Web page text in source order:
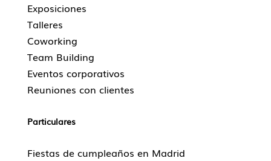
Exposiciones
Talleres
Coworking
Team Building
Eventos corporativos
Reuniones con clientes
Particulares
Fiestas de cumpleaños en Madrid